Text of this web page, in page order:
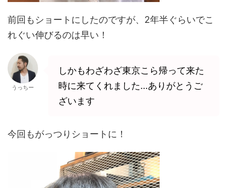
前回もショートにしたのですが、2年半ぐらいでこ
れぐい伸びるのは早い！
うっちー
しかもわざわざ東京こら帰って来た
時に来てくれました…ありがとうご
ざいます
今回もがっつりショートに！